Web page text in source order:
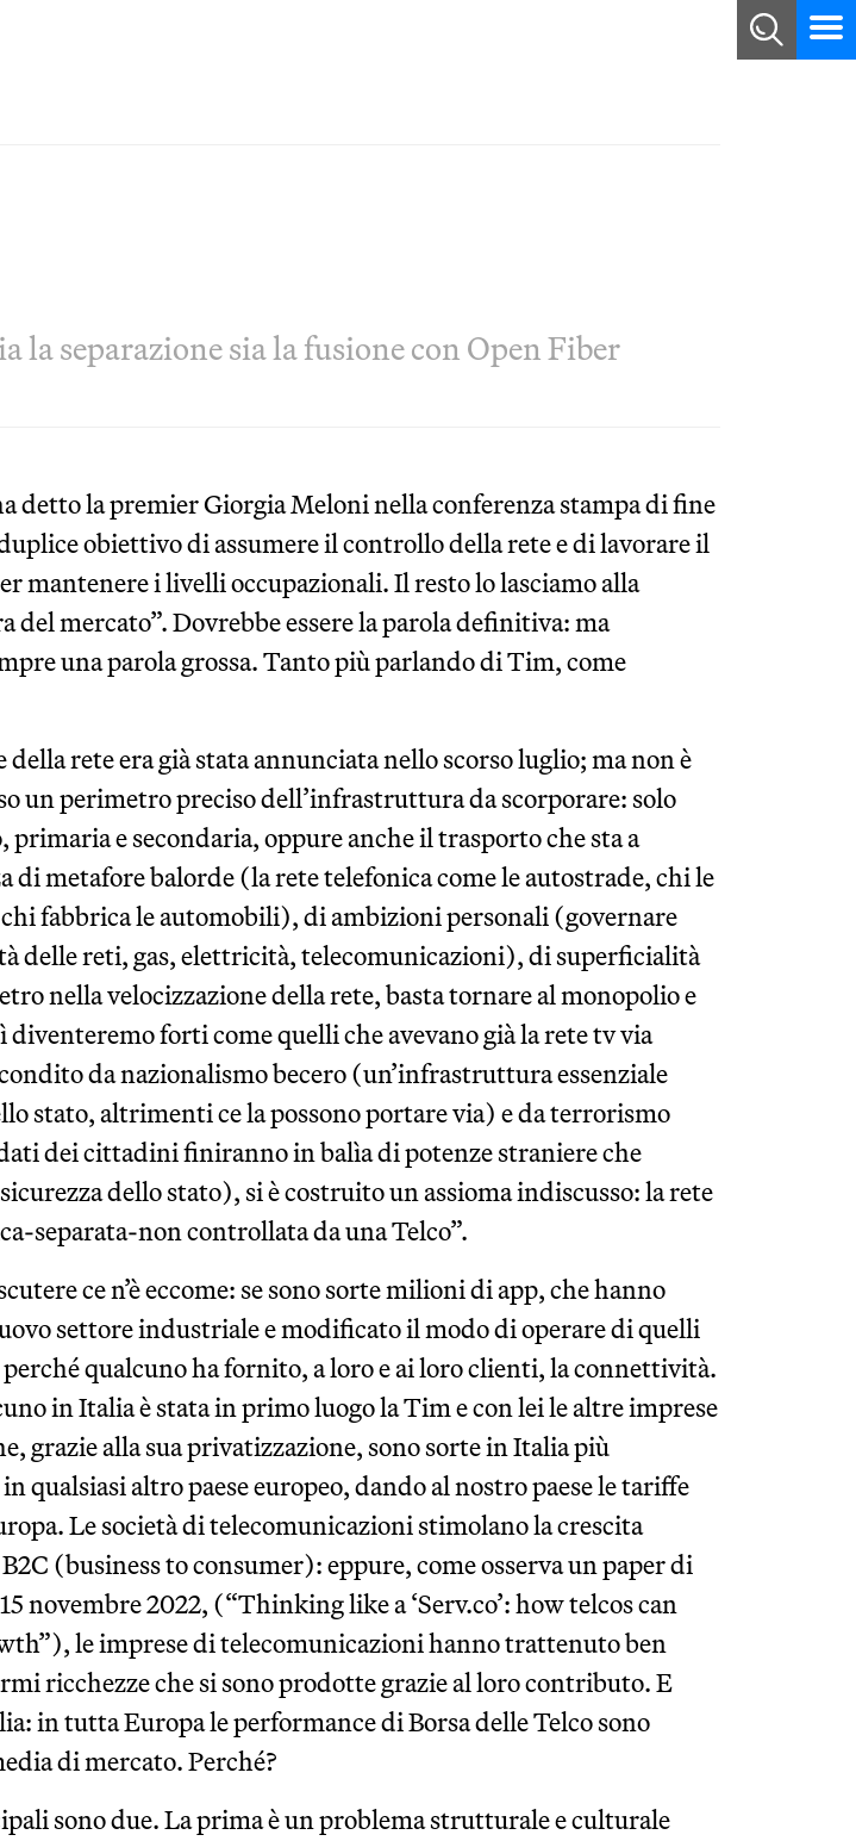
la separazione sia la fusione con Open Fiber
detto la premier Giorgia Meloni nella conferenza stampa di fine
obiettivo di assumere il controllo della rete e di lavorare il
mantenere i livelli occupazionali. Il resto lo lasciamo alla
del mercato”. Dovrebbe essere la parola definitiva: ma
una parola grossa. Tanto più parlando di Tim, come
della rete era già stata annunciata nello scorso luglio; ma non è
un perimetro preciso dell’infrastruttura da scorporare: solo
primaria e secondaria, oppure anche il trasporto che sta a
di metafore balorde (la rete telefonica come le autostrade, chi le
chi fabbrica le automobili), di ambizioni personali (governare
delle reti, gas, elettricità, telecomunicazioni), di superficialità
nella velocizzazione della rete, basta tornare al monopolio e
diventeremo forti come quelli che avevano già la rete tv via
da nazionalismo becero (un’infrastruttura essenziale
stato, altrimenti ce la possono portare via) e da terrorismo
dei cittadini finiranno in balìa di potenze straniere che
dello stato), si è costruito un assioma indiscusso: la rete
separata-non controllata da una Telco”.
ce n’è eccome: se sono sorte milioni di app, che hanno
settore industriale e modificato il modo di operare di quelli
perché qualcuno ha fornito, a loro e ai loro clienti, la connettività.
in Italia è stata in primo luogo la Tim e con lei le altre imprese
grazie alla sua privatizzazione, sono sorte in Italia più
qualsiasi altro paese europeo, dando al nostro paese le tariffe
Le società di telecomunicazioni stimolano la crescita
(business to consumer): eppure, come osserva un paper di
novembre 2022, (“Thinking like a ‘Serv.co’: how telcos can
le imprese di telecomunicazioni hanno trattenuto ben
ricchezze che si sono prodotte grazie al loro contributo. E
in tutta Europa le performance di Borsa delle Telco sono
di mercato. Perché?
sono due. La prima è un problema strutturale e culturale